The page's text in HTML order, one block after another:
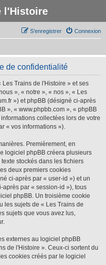
l'Histoire
Connexion
S’enregistrer
de confidentialité
Trains de l'Histoire » et ses
», « notre », « nos », « Les
») et phpBB (désigné ci-après
», « www.phpbb.com », « phpBB
collectées lors de votre
« vos informations »).
Premièrement, en
logiciel phpBB créera plusieurs
stockés dans les fichiers
deux premiers cookies
ci-après par « user-id ») et un
par « session-id »), tous
phpBB. Un troisième cookie
les sujets de « Les Trains de
sujets que vous avez lus,
externes au logiciel phpBB
de l'Histoire ». Ceux-ci sortent du
cookies créés par le logiciel